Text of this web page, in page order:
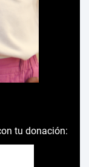
tu donación: